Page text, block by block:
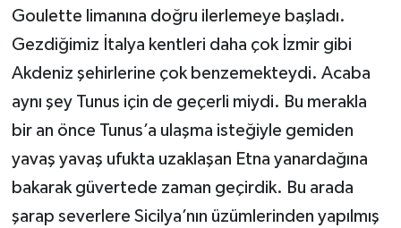
Goulette limanına doğru ilerlemeye başladı.
Gezdiğimiz İtalya kentleri daha çok İzmir gibi
Akdeniz şehirlerine çok benzemekteydi. Acaba
aynı şey Tunus için de geçerli miydi. Bu merakla
bir an önce Tunus’a ulaşma isteğiyle gemiden
yavaş yavaş ufukta uzaklaşan Etna yanardağına
bakarak güvertede zaman geçirdik. Bu arada
şarap severlere Sicilya’nın üzümlerinden yapılmış